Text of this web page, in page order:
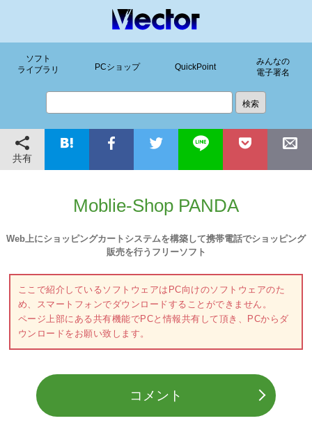
ソフト
ライブラリ
PCショップ QuickPoint
みんなの
電子署名
共有
Moblie-Shop PANDA
Web上にショッピングカートシステムを構築して携帯電話でショッピング
販売を行うフリーソフト
ここで紹介しているソフトウェアはPC向けのソフトウェアのた
め、スマートフォンでダウンロードすることができません。
ページ上部にある共有機能でPCと情報共有して頂き、PCからダ
ウンロードをお願い致します。
コメント